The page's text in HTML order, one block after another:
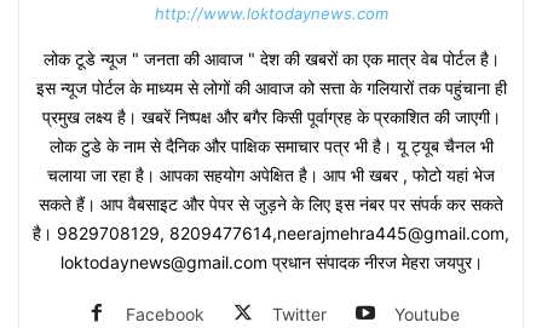
http://www.loktodaynews.com
लोक टूडे न्यूज " जनता की आवाज " देश की खबरों का एक मात्र वेब पोर्टल है।
इस न्यूज पोर्टल के माध्यम से लोगों की आवाज को सत्ता के गलियारों तक पहुंचाना ही
प्रमुख लक्ष्य है। खबरें निष्पक्ष और बगैर किसी पूर्वाग्रह के प्रकाशित की जाएगी।
लोक टुडे के नाम से दैनिक और पाक्षिक समाचार पत्र भी है। यू ट्यूब चैनल भी
चलाया जा रहा है। आपका सहयोग अपेक्षित है। आप भी खबर , फोटो यहां भेज
सकते हैं। आप वैबसाइट और पेपर से जुड़ने के लिए इस नंबर पर संपर्क कर सकते
है। 9829708129, 8209477614,neerajmehra445@gmail.com,
loktodaynews@gmail.com प्रधान संपादक नीरज मेहरा जयपुर।
Facebook Twitter Youtube